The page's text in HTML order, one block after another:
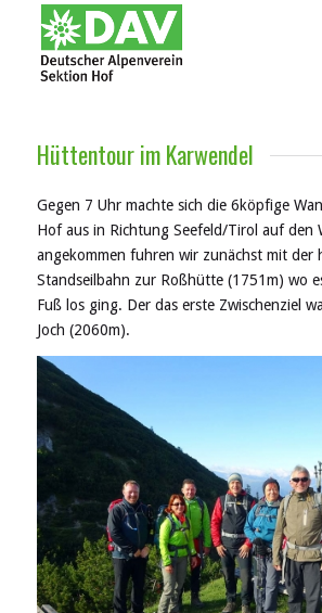
Hüttentour im Karwendel
Gegen 7 Uhr machte sich die 6köpfige
Hof aus in Richtung Seefeld/Tirol auf den
angekommen fuhren wir zunächst mit der
Standseilbahn zur Roßhütte (1751m) wo
Fuß los ging. Der das erste Zwischenziel
Joch (2060m).